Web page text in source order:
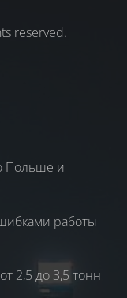
reserved.
Польше и
работы
2,5 до 3,5 тонн